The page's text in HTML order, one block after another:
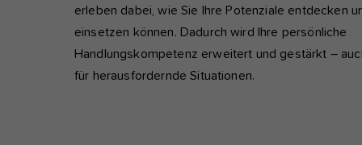
erleben dabei, wie Sie Ihre Potenziale entdecken
einsetzen können. Dadurch wird Ihre persönliche
Handlungskompetenz erweitert und gestärkt –
für herausfordernde Situationen.